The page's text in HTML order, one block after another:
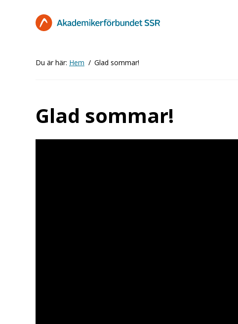
Du är här: Hem Glad sommar!
Glad sommar!